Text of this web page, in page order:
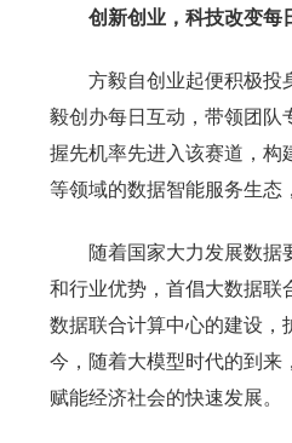
创新创业，科技改变每
方毅自创业起便积极投
毅创办每日互动，带领团
握先机率先进入该赛道，构
等领域的数据智能服务生态
随着国家大力发展数据
和行业优势，首倡大数据联
数据联合计算中心的建设
今，随着大模型时代的到
赋能经济社会的快速发展。